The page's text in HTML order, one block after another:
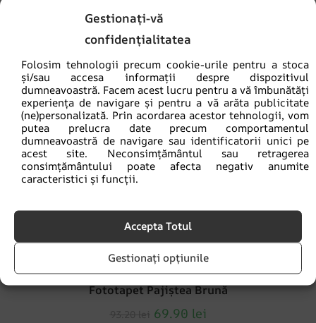
Gestionați-vă
confidențialitatea
Folosim tehnologii precum cookie-urile pentru a stoca
și/sau accesa informații despre dispozitivul
dumneavoastră. Facem acest lucru pentru a vă îmbunătăți
experiența de navigare și pentru a vă arăta publicitate
(ne)personalizată. Prin acordarea acestor tehnologii, vom
putea prelucra date precum comportamentul
dumneavoastră de navigare sau identificatorii unici pe
acest site. Neconsimțământul sau retragerea
consimțământului poate afecta negativ anumite
caracteristici și funcții.
Accepta Totul
Gestionați opțiunile
Fototapet Pajiștea Brună
69.90 lei